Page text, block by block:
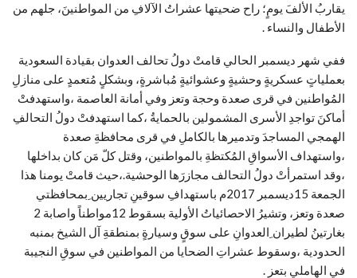
يقاربُ الألفَ يومٍ؛ راح ضحيتها عشراتُ الآلافِ من المواطنينَ، جلهم من
الأطفال والنساء .
ففي شهر ديسمبر الحالي قامتْ دولُ تحالف العدوان بقيادة السعودية
بعملياتٍ عسكريةٍ وحشيةٍ وعشوائيةٍ مُباشرةٍ، وبشكلٍ مُتعمدٍ على منازلِ
المُواطنين في قرى صعدة وحجة وتعز وفي أمانة العاصمة ،واستهدفتْ
أماكنَ تواجدِ الأسرى المشمولين بالحمايةُ ،كما استهدفتْ دولُ التحالفِ
الهمجي المساجدَ وتدميرها بالكاملِ في قرى محافظةِ صعدة
،واستهداف الأسواقِ المُكتظةِ بالمواطنين، وقتل كلّ مَن كان بداخلها
،وقد استمرأتْ دولُ التحالف مجازرَها الوحشية.،حيث قامتْ يومنا هذا
الجمعة 15ديسمبر 2017م باستهدافِ سوقينِ تجاريين ِبمحافظتي
صعدة وتعز، وتشيرُ الاحصائياتُ الأولية بسقوط 12مواطناً واصابة 2
بغارتينُ لطيران ِالعدوانِ على سوقٍ وسيارةٍ بمنطقةِ آل الشيخ بمنبه
الحدودية ،وسقوط عشراتِ الضحايا من المواطنين في سوقِ النجيبة
في الهاملي بتعز .